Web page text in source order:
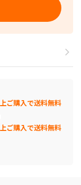
ご購入で送料無料
ご購入で送料無料